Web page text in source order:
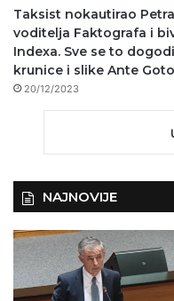
Taksist nokautirao
voditelja Faktografa i
Indexa. Sve se to
krunice i slike Ante
20/12/2023
NAJNOVIJE